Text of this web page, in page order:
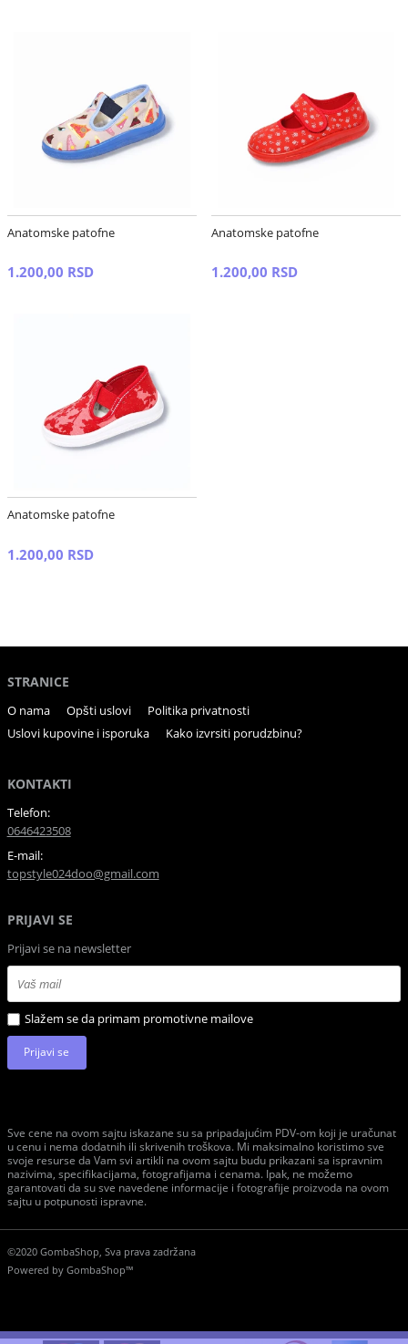
Anatomske patofne
1.200,00 RSD
Anatomske patofne
1.200,00 RSD
Anatomske patofne
1.200,00 RSD
STRANICE
O nama Opšti uslovi
Politika privatnosti
Uslovi kupovine i isporuka
Kako izvrsiti porudzbinu?
KONTAKTI
Telefon:
0646423508
E-mail:
topstyle024doo@gmail.com
PRIJAVI SE
Prijavi se na newsletter
Slažem se da primam promotivne mailove
Prijavi se
Sve cene na ovom sajtu iskazane su sa pripadajućim PDV-om koji je uračunat
u cenu i nema dodatnih ili skrivenih troškova. Mi maksimalno koristimo sve
svoje resurse da Vam svi artikli na ovom sajtu budu prikazani sa ispravnim
nazivima, specifikacijama, fotografijama i cenama. Ipak, ne možemo
garantovati da su sve navedene informacije i fotografije proizvoda na ovom
sajtu u potpunosti ispravne.
©2020 GombaShop, Sva prava zadržana
Powered by GombaShop™